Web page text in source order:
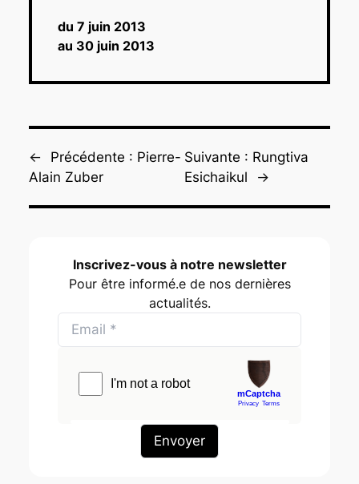
du 7 juin 2013
au 30 juin 2013
← Précédente : Pierre-
Alain Zuber
Suivante : Rungtiva
Esichaikul
→
Inscrivez-vous à notre newsletter
Pour être informé.e de nos dernières
actualités.